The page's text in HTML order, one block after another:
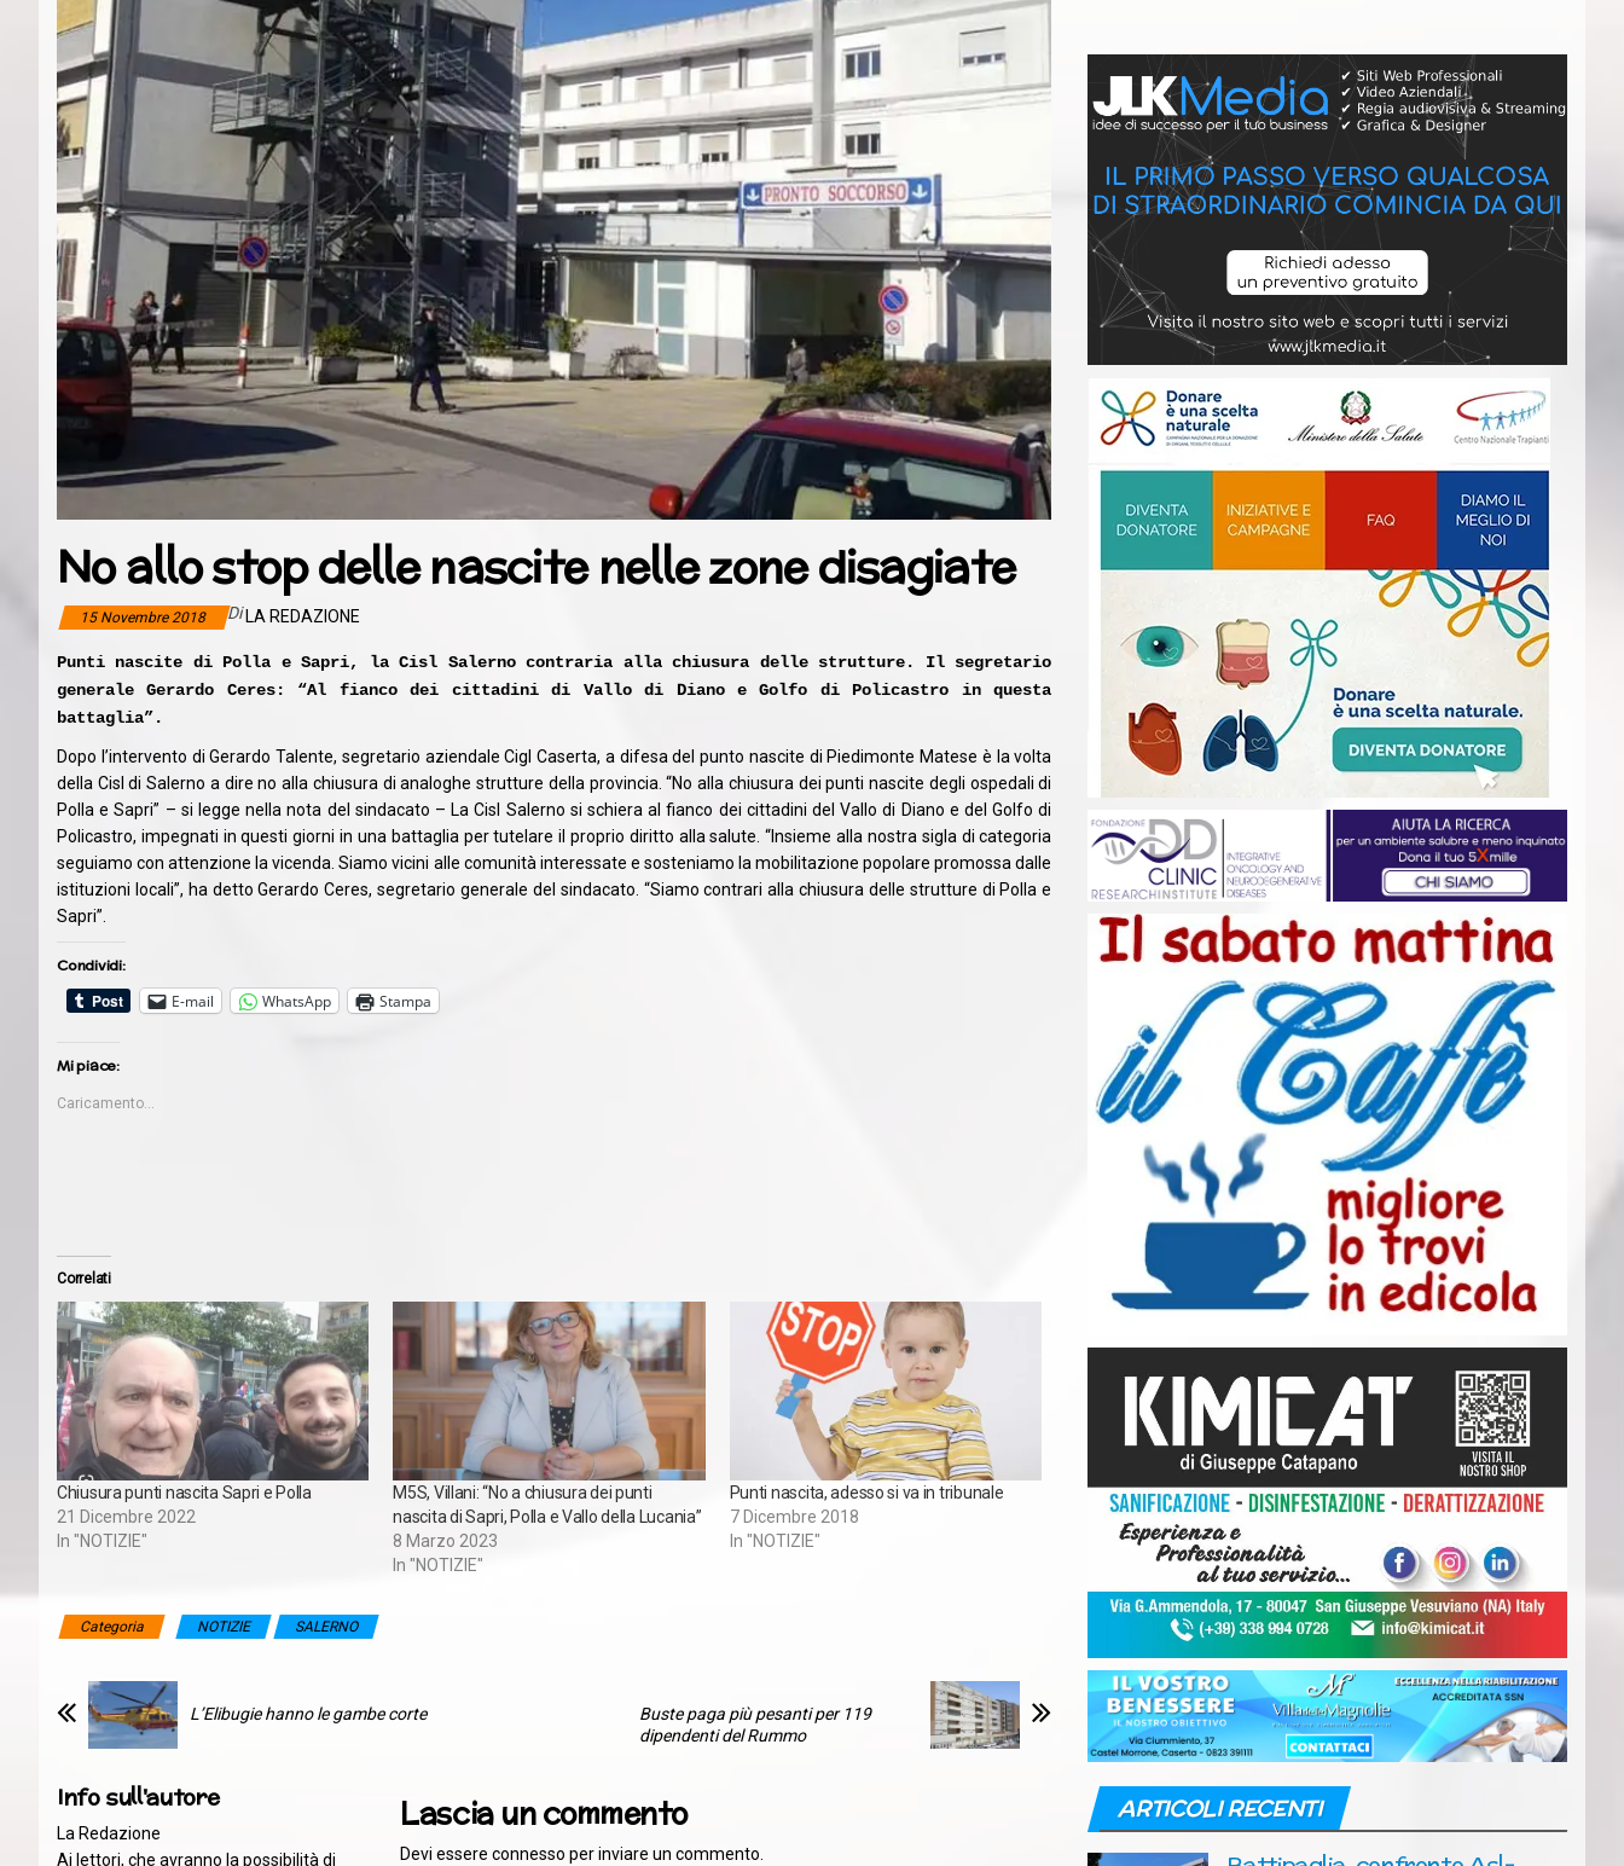
No allo stop delle nascite nelle zone disagiate
15 Novembre 2018 Di LA REDAZIONE
Punti nascite di Polla e Sapri, la Cisl Salerno contraria alla chiusura delle strutture. Il segretario
generale Gerardo Ceres: “Al fianco dei cittadini di Vallo di Diano e Golfo di Policastro in questa
battaglia”.
Dopo l’intervento di Gerardo Talente, segretario aziendale Cigl Caserta, a difesa del punto nascite di Piedimonte Matese è la volta
della Cisl di Salerno a dire no alla chiusura di analoghe strutture della provincia. “No alla chiusura dei punti nascite degli ospedali di
Polla e Sapri” – si legge nella nota del sindacato – La Cisl Salerno si schiera al fianco dei cittadini del Vallo di Diano e del Golfo di
Policastro, impegnati in questi giorni in una battaglia per tutelare il proprio diritto alla salute. “Insieme alla nostra sigla di categoria
seguiamo con attenzione la vicenda. Siamo vicini alle comunità interessate e sosteniamo la mobilitazione popolare promossa dalle
istituzioni locali”, ha detto Gerardo Ceres, segretario generale del sindacato. “Siamo contrari alla chiusura delle strutture di Polla e
Sapri”.
Condividi:
E-mail
WhatsApp Stampa
Mi piace:
Caricamento...
Correlati
Chiusura punti nascita Sapri e Polla
21 Dicembre 2022
In "NOTIZIE"
M5S, Villani: “No a chiusura dei punti
nascita di Sapri, Polla e Vallo della Lucania”
8 Marzo 2023
In "NOTIZIE"
Punti nascita, adesso si va in tribunale
7 Dicembre 2018
In "NOTIZIE"
Categoria NOTIZIE SALERNO
L’Elibugie hanno le gambe corte
Buste paga più pesanti per 119
dipendenti del Rummo
Info sull'autore
La Redazione
Ai lettori, che avranno la possibilità di
Lascia un commento
Devi essereconnesso per inviare un commento.
ARTICOLI RECENTI